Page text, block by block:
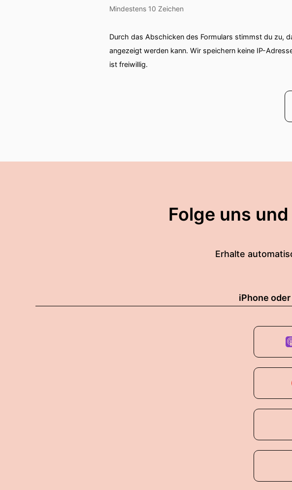
Mindestens 10 Zeichen
Durch das Abschicken des Formulars stimmst du zu,
angezeigt werden kann. Wir speichern keine IP-
ist freiwillig.
Folge uns
Erhalte
iPhone oder